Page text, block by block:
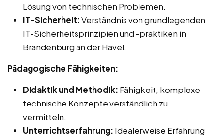
Lösung von technischen Problemen.
IT-Sicherheit:Verständnis von grundlegenden
IT-Sicherheitsprinzipien und -praktiken in
Brandenburg an der Havel.
Pädagogische Fähigkeiten:
Didaktik und Methodik: Fähigkeit, komplexe
technische Konzepte verständlich zu
vermitteln.
Unterrichtserfahrung: Idealerweise Erfahrung